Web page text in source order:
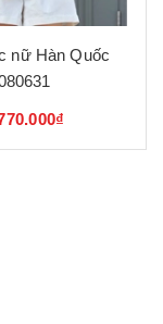
nữ Hàn Quốc